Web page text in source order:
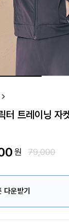
터 트레이닝
원 79,000
다운받기